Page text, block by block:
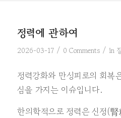
정력에 관하여
2026-03-17 / 0 Comments / in
정력강화와 만성피로의 회복
심을 가지는 이슈입니다.
한의학적으로 정력은 신정(